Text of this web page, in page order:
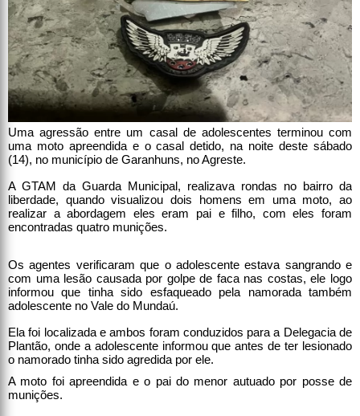
Uma agressão entre um casal de adolescentes terminou com
uma moto apreendida e o casal detido, na noite deste sábado
(14), no município de Garanhuns, no Agreste.
A GTAM da Guarda Municipal, realizava rondas no bairro da
liberdade, quando visualizou dois homens em uma moto, ao
realizar a abordagem eles eram pai e filho, com eles foram
encontradas quatro munições.
Os agentes verificaram que o adolescente estava sangrando e
com uma lesão causada por golpe de faca nas costas, ele logo
informou que tinha sido esfaqueado pela namorada também
adolescente no Vale do Mundaú.
Ela foi localizada e ambos foram conduzidos para a Delegacia de
Plantão, onde a adolescente informou que antes de ter lesionado
o namorado tinha sido agredida por ele.
A moto foi apreendida e o pai do menor autuado por posse de
munições.